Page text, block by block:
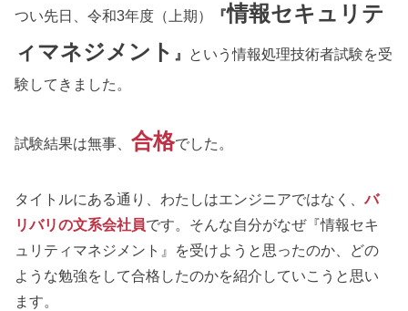
つい先日、令和3年度（上期） 『情報セキュリテ
ィマネジメント 』 という情報処理技術者試験を受
験してきました。
試験結果は無事、合格でした。
タイトルにある通り、わたしはエンジニアではなく、バ
リバリの文系会社員です。そんな自分がなぜ『情報セキ
ュリティマネジメント』を受けようと思ったのか、どの
ような勉強をして合格したのかを紹介していこうと思い
ます。